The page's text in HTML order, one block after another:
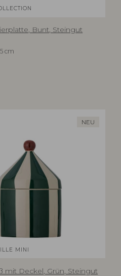
Bunt, Steingut
cm
NEU
MINI
mit Deckel, Grün, Steingut